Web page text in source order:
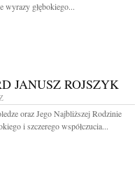
wyrazy głębokiego...
JANUSZ ROJSZYK
oraz Jego Najbliższej Rodzinie
i szczerego współczucia...